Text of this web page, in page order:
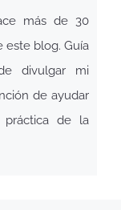
más de 30
este blog. Guía
divulgar mi
de ayudar
de la